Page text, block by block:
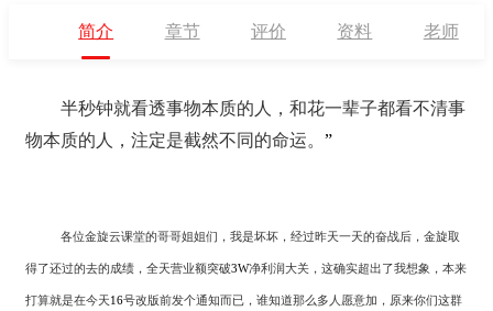
简介 章节 评价 资料 老师
半秒钟就看透事物本质的人，和花一辈子都看不清事
物本质的人，注定是截然不同的命运。 ”
各位金旋云课堂的哥哥姐姐们，我是坏坏，经过昨天一天的奋战后，金旋取
得了还过的去的成绩，全天营业额突破3W净利润大关，这确实超出了我想象，本来
打算就是在今天16号改版前发个通知而已，谁知道那么多人愿意加，原来你们这群